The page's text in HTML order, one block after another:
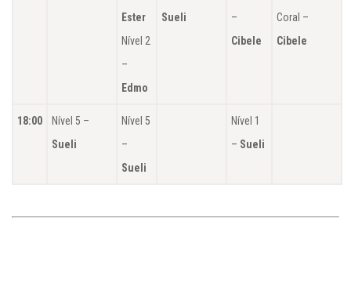
Ester
Nível 2
–
Edmo
Sueli
–
Cibele
Coral –
Cibele
18:00
Nível 5 –
Sueli
Nível 5
–
Sueli
Nível 1
– Sueli